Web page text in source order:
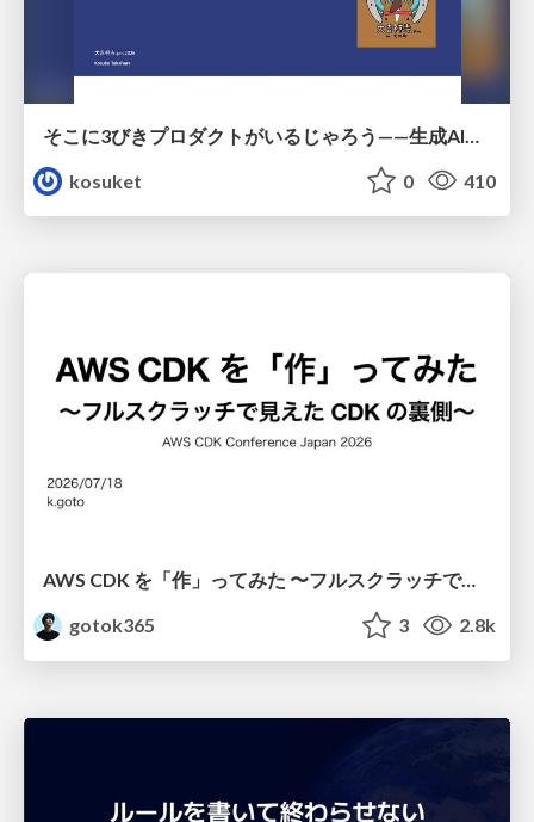
kosuket
0 410
AWS CDK を「作」ってみた 〜フルスクラッチで見えた CDK の裏側〜 / aws-cdk-from-scratch
gotok365
3 2.8k